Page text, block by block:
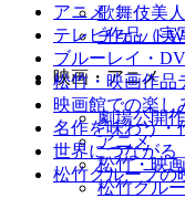
歌舞伎美人
チケット
映画・アニメ
劇場公開
アニメ
松竹・映
松竹グル
アニメ
テレビ作品（実
ブルーレイ・
松竹・映画作品
映画館での楽し
名作を味わう・
世界につながる
松竹グループの